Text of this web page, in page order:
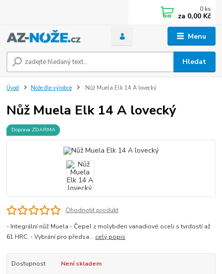
Menu
Hledat
0 ks
za 0,00 Kč
Úvod Nože dle výrobce Nůž Muela Elk 14 A lovecký
Nůž Muela Elk 14 A lovecký
Doprava ZDARMA
Ohodnotit produkt
- Integrální nůž Muela - Čepel z molybden vanadiové oceli s tvrdostí až
61 HRC. - Vybrání pro předsa... celý popis
Dostupnost Není skladem